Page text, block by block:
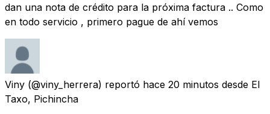
dan una nota de crédito para la próxima factura .. Como
en todo servicio , primero pague de ahí vemos
Viny (@viny_herrera) reportó hace 20 minutos desde El
Taxo, Pichincha